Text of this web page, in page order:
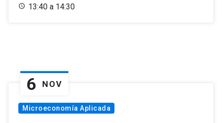
13:40 a 14:30
6 NOV
Microeconomía Aplicada